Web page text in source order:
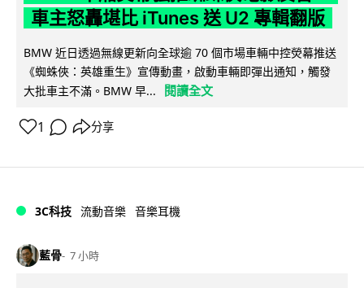
車主怒轟堪比 iTunes 送 U2 專輯翻版
BMW 近日透過無線更新向全球逾 70 個市場車輛中控熒幕推送
《蜘蛛俠：英雄重生》宣傳動畫，啟動車輛即彈出通知，觸發
大批車主不滿。BMW 早...
閱讀全文
1 分享
3C科技 流動音樂 音樂耳機
藍骨 7 小時